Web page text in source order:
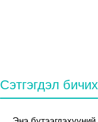
Сэтгэгдэл бичих